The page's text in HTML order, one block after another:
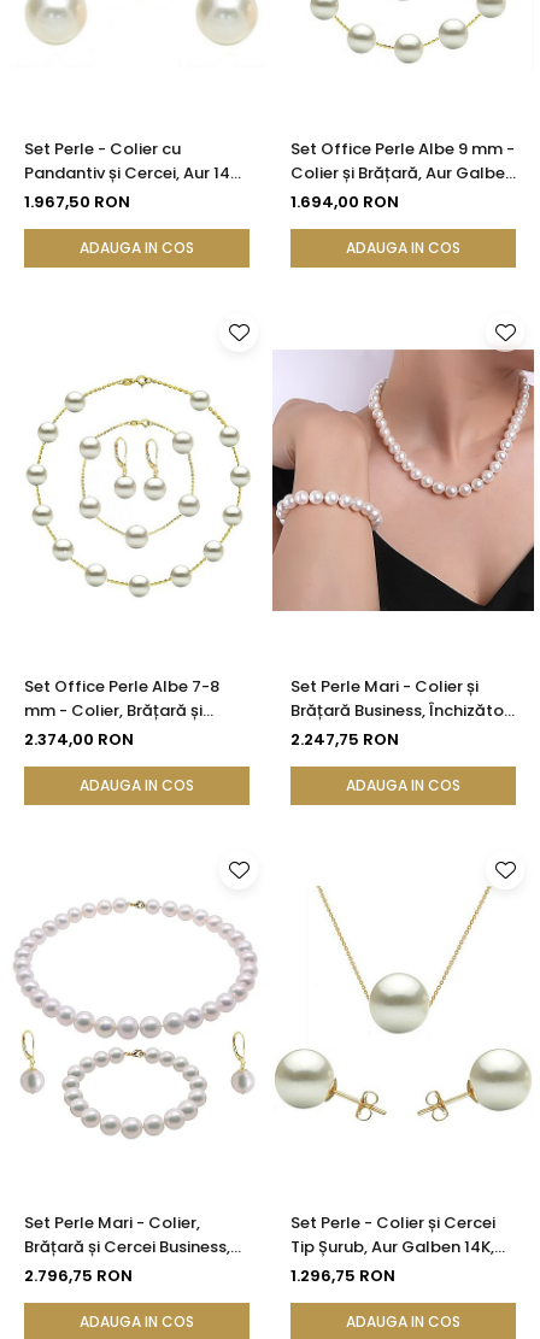
Set Perle - Colier cu
Pandantiv și Cercei, Aur 14K,
Perle Naturale Albe 8 mm |
1.967,50 RON
ADAUGA IN COS
Set Office Perle Albe 9 mm -
Colier și Brățară, Aur Galben
14K | KASKADDA®
1.694,00 RON
ADAUGA IN COS
Set Office Perle Albe 7-8
mm - Colier, Brățară și
Cercei, Aur Galben 14K |
2.374,00 RON
ADAUGA IN COS
Set Perle Mari - Colier și
Brățară Business, Închizători
Aur Galben 14K, Perle Albe
2.247,75 RON
ADAUGA IN COS
Set Perle Mari - Colier,
Brățară și Cercei Business,
Aur Galben 14K, Perle Albe
KASKADDA®
2.796,75 RON
ADAUGA IN COS
Set Perle - Colier și Cercei
Tip Șurub, Aur Galben 14K,
Perle Albe Premium 8 mm |
1.296,75 RON
ADAUGA IN COS